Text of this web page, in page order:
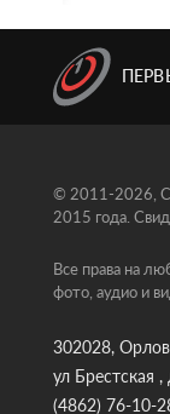
© 2011-2026,
2015 года.
Все права на
фото, аудио и
302028,
ул Брестская
(4862) 76-10-